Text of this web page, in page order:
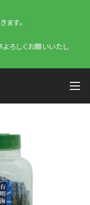
す。
ろしくお願いいたし